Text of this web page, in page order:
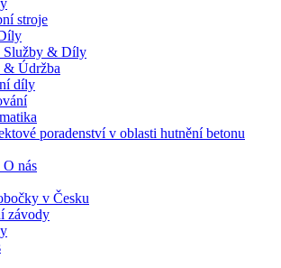
stroje
Služby & Díly
& Údržba
díly
poradenství v oblasti hutnění betonu
O nás
v Česku
závody